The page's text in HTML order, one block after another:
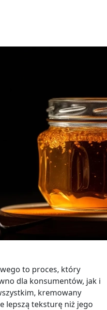
to proces, który
dla konsumentów, jak i
kremowany
lepszą teksturę niż jego